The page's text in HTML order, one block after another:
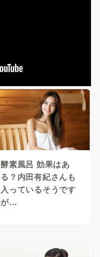
酵素風呂 効果はあ
る？内田有紀さんも
入っているそうです
が…